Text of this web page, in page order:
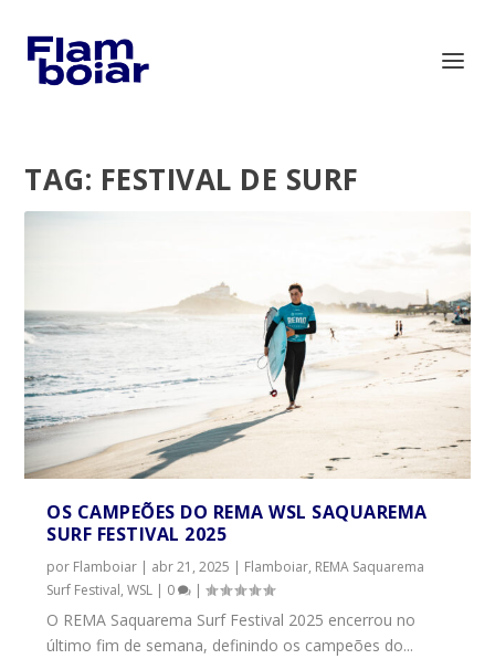
TAG: FESTIVAL DE SURF
OS CAMPEÕES DO REMA WSL SAQUAREMA
SURF FESTIVAL 2025
por Flamboiar | abr 21, 2025 | Flamboiar, REMA Saquarema
Surf Festival,WSL | 0 |
O REMA Saquarema Surf Festival 2025 encerrou no
último fim de semana, definindo os campeões do...